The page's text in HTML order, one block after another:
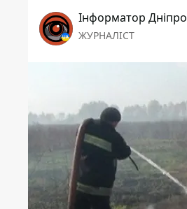
Інформатор Дніпро
ЖУРНАЛІСТ